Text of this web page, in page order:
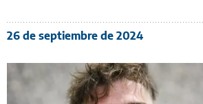
26 de septiembre de 2024